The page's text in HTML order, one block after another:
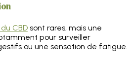
CBDsont rares, mais une
pour surveiller
ou une sensation de fatigue.